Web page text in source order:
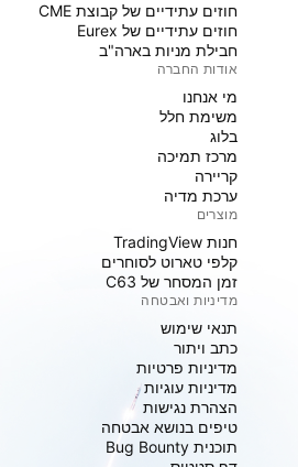
חוזים עתידיים של קבוצת CME
חוזים עתידיים של Eurex
חבילת מניות בארה"ב
אודות החברה
מי אנחנו
משימת חלל
בלוג
מרכז תמיכה
קריירה
ערכת מדיה
מוצרים
חנות TradingView
קלפי טארוט לסוחרים
זמן המסחר של C63
מדיניות ואבטחה
תנאי שימוש
כתב ויתור
מדיניות פרטיות
מדיניות עוגיות
הצהרת נגישות
טיפים בנושא אבטחה
תוכנית Bug Bounty